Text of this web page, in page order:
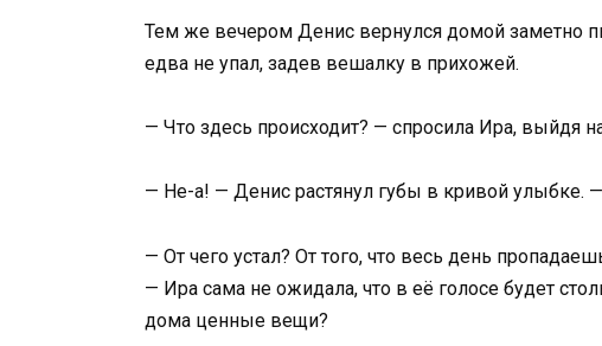
Тем же вечером Денис вернулся домой заметно
едва не упал, задев вешалку в прихожей.
— Что здесь происходит? — спросила Ира, выйдя
— Не-а! — Денис растянул губы в кривой улыбке. —
— От чего устал? От того, что весь день
— Ира сама не ожидала, что в её голосе будет
дома ценные вещи?